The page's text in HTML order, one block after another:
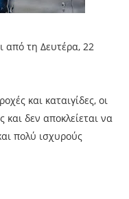
από τη Δευτέρα, 22
και καταιγίδες, οι
και δεν αποκλείεται να
πολύ ισχυρούς